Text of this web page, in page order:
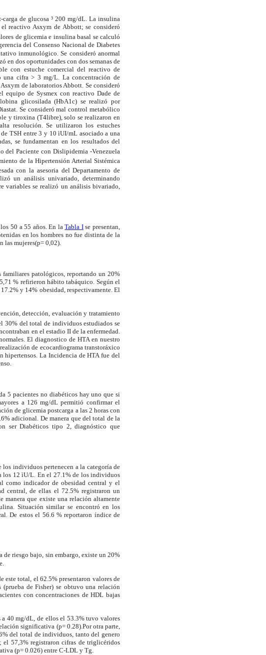
de glucosa ³ 200 mg/dL. La insulina
reactivo Asxym de Abbott; se consideró
de glicemia e insulina basal se calculó
del Consenso Nacional de Diabetes
inmunológico. Se consideró anormal
en dos oportunidades con dos semanas de
con estuche comercial del reactivo de
una cifra > 3 mg/L. La concentración de
de laboratorios Abbott. Se consideró
equipo de Sysmex con reactivo Dade de
glicosilada (HbA1c) se realizó por
Se consideró mal control metabólico
y tiroxina (T4libre), solo se realizaron en
resolución. Se utilizaron los estuches
TSH entre 3 y 10 ìUI/mL asociado a una
se fundamentan en los resultados del
del Paciente con Dislipidemia -Venezuela
de la Hipertensión Arterial Sistémica
con la asesoria del Departamento de
un análisis univariado, determinando
variables se realizó un análisis bivariado,
50 a 55 años. En laTabla Ise presentan,
en los hombres no fue distinta de la
las mujeres(p= 0,02).
patológicos, reportando un 20%
% refirieron hábito tabáquico. Según el
y 14% obesidad, respectivamente. El
detección, evaluación y tratamiento
30% del total de individuos estudiados se
en el estadio II de la enfermedad.
El diagnostico de HTA en nuestro
de ecocardiograma transtoráxico
hipertensos. La Incidencia de HTA fue del
5 pacientes no diabéticos hay uno que si
a 126 mg/dL permitió confirmar el
de glicemia postcarga a las 2 horas con
adicional. De manera que del total de la
ser Diabéticos tipo 2, diagnóstico que
los individuos pertenecen a la categoría de
los 12 ìU/L. En el 27.1% de los individuos
como indicador de obesidad central y el
central, de ellas el 72.5% registraron un
manera que existe una relación altamente
Situación similar se encontró en los
De estos el 56.6 % reportaron índice de
de riesgo bajo, sin embargo, existe un 20%
total, el 62.5% presentaron valores de
de Fisher) se obtuvo una relación
con concentraciones de HDL bajas
40 mg/dL, de ellos el 53.3% tuvo valores
significativa (p= 0.28).Por otra parte,
del total de individuos, tanto del genero
el 57,3% registraron cifras de triglicéridos
(p= 0.026) entre C-LDL y Tg.